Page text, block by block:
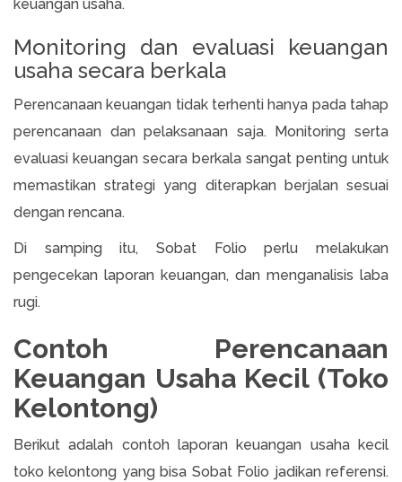
keuangan usaha.
Monitoring dan evaluasi keuangan
usaha secara berkala
Perencanaan keuangan tidak terhenti hanya pada tahap
perencanaan dan pelaksanaan saja. Monitoring serta
evaluasi keuangan secara berkala sangat penting untuk
memastikan strategi yang diterapkan berjalan sesuai
dengan rencana.
Di samping itu, Sobat Folio perlu melakukan
pengecekan laporan keuangan, dan menganalisis laba
rugi.
Contoh Perencanaan
Keuangan Usaha Kecil (Toko
Kelontong)
Berikut adalah contoh laporan keuangan usaha kecil
toko kelontong yang bisa Sobat Folio jadikan referensi.